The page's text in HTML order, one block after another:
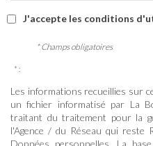
J'accepte les conditions
* Champs obligatoires
* :
Les informations recueillies sur
un fichier informatisé par La
traitant du traitement pour la
l'Agence / du Réseau qui reste
Données personnelles. La